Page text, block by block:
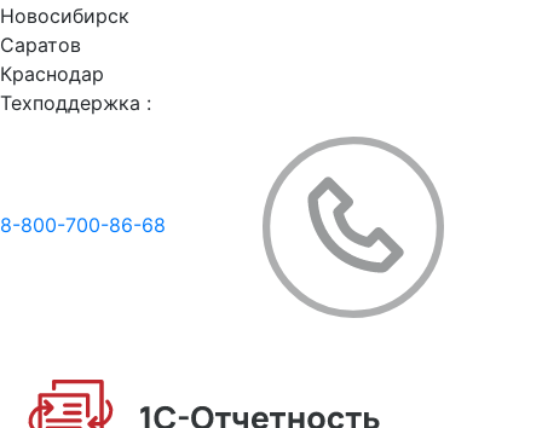
Новосибирск
Саратов
Краснодар
Техподдержка :
8-800-700-86-68